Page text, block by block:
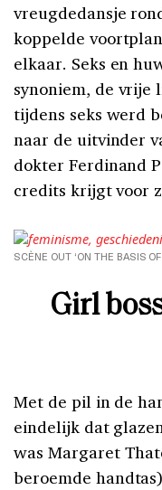
vreugdedansje
koppelde
elkaar. Seks en
synoniem, de vrije
tijdens seks werd
naar de uitvinder
dokter Ferdinand
credits krijgt voor
SCÈNE OUT ‘ON THE BASIS
Girl
Met de pil in de
eindelijk dat
was Margaret
beroemde